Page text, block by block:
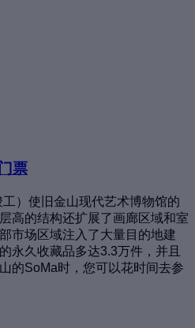
票
）使旧金山现代艺术博物馆的
高的结构还扩展了画廊区域和室
市场区域注入了大量目的地建
永久收藏品多达3.3万件，并且
的SoMa时，您可以花时间去参